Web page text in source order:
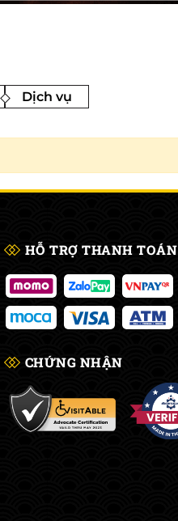
Dịch vụ
HỖ TRỢ THANH TOÁN
CHỨNG NHẬN